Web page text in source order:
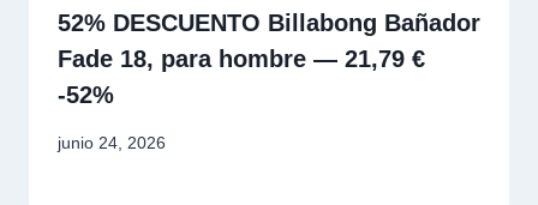
52% DESCUENTO Billabong Bañador
Fade 18, para hombre — 21,79 €
-52%
junio 24, 2026